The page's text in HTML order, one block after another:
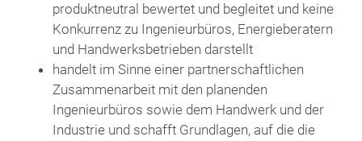
produktneutral bewertet und begleitet und keine
Konkurrenz zu Ingenieurbüros, Energieberatern
und Handwerksbetrieben darstellt
handelt im Sinne einer partnerschaftlichen
Zusammenarbeit mit den planenden
Ingenieurbüros sowie dem Handwerk und der
Industrie und schafft Grundlagen, auf die die